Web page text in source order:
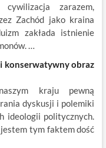
zarazem,
Zachód jako kraina
zakłada istnienie
…
konserwatywny obraz
kraju pewną
dyskusji i polemiki
ideologii politycznych.
tym faktem dość